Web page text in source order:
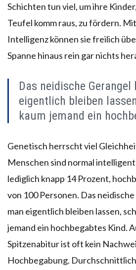
Schichten tun viel, um ihre
Teufel komm raus, zu fördern.
Intelligenz können sie freilich
Spanne hinaus rein gar nichts
Das neidische Gerangel
eigentlich bleiben
kaum jemand ein
Genetisch herrscht viel
Menschen sind normal
lediglich knapp 14 Prozent,
von 100 Personen. Das
man eigentlich bleiben lassen,
jemand ein hochbegabtes Kind.
Spitzenabitur ist oft kein
Hochbegabung.